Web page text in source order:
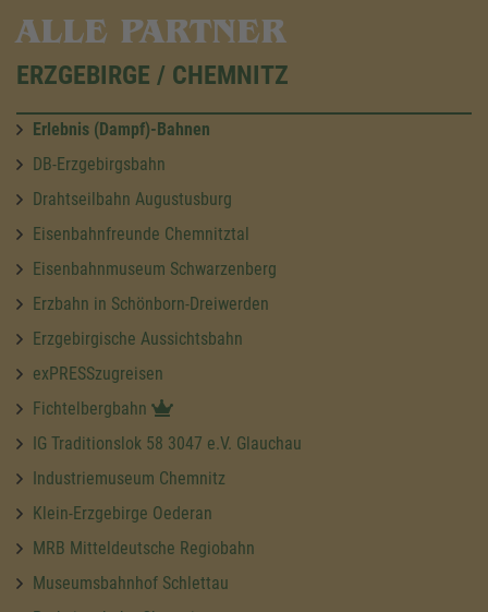
ALLE PARTNER
ERZGEBIRGE / CHEMNITZ
Erlebnis (Dampf)-Bahnen
DB-Erzgebirgsbahn
Drahtseilbahn Augustusburg
Eisenbahnfreunde Chemnitztal
Eisenbahnmuseum Schwarzenberg
Erzbahn in Schönborn-Dreiwerden
Erzgebirgische Aussichtsbahn
exPRESSzugreisen
Fichtelbergbahn
IG Traditionslok 58 3047 e.V. Glauchau
Industriemuseum Chemnitz
Klein-Erzgebirge Oederan
MRB Mitteldeutsche Regiobahn
Museumsbahnhof Schlettau